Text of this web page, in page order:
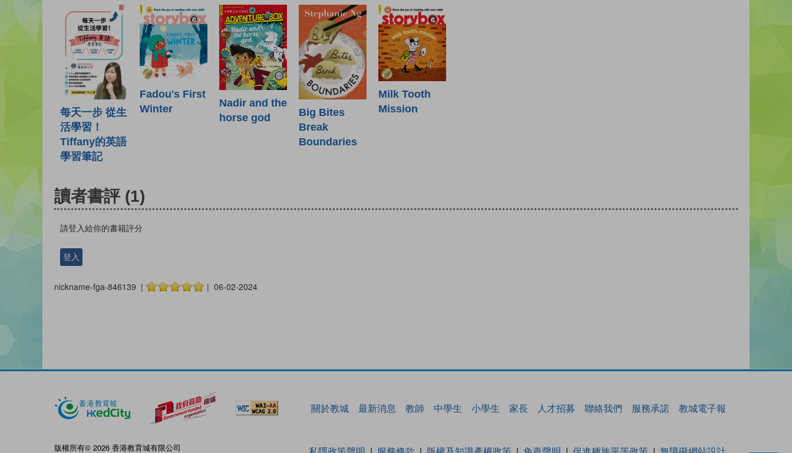
每天一步 從生
活學習！
Tiffany的英語
學習筆記
Fadou's First
Winter
Nadir and the
horse god
Big Bites
Break
Boundaries
Milk Tooth
Mission
讀者書評 (1)
請登入給你的書籍評分
登入
nickname-fga-846139 | | 06-02-2024
關於教城 最新消息 教師 中學生 小學生 家長 人才招募 聯絡我們 服務承諾 教城電子報
版權所有© 2026 香港教育城有限公司